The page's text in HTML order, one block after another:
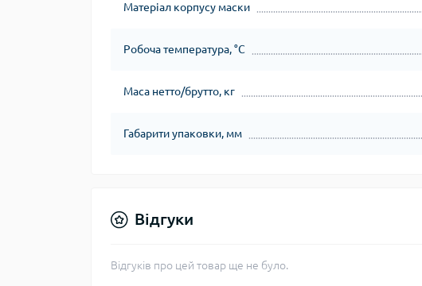
Матеріал корпусу маски
Робоча температура, °C
Маса нетто/брутто, кг
Габарити упаковки, мм
Відгуки
Відгуків про цей товар ще не було.